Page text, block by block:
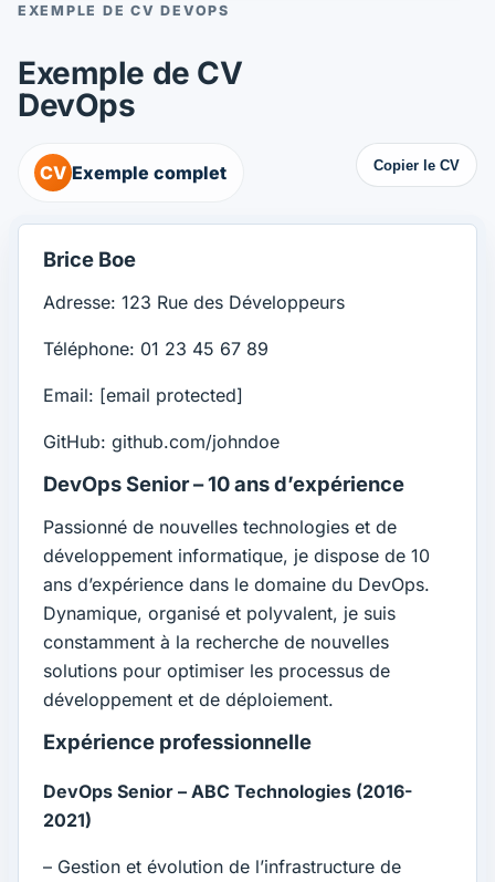
EXEMPLE DE CV DEVOPS
Exemple de CV
DevOps
CV Exemple complet Copier le CV
Brice Boe
Adresse: 123 Rue des Développeurs
Téléphone: 01 23 45 67 89
Email: [email protected]
GitHub: github.com/johndoe
DevOps Senior – 10 ans d’expérience
Passionné de nouvelles technologies et de
développement informatique, je dispose de 10
ans d’expérience dans le domaine du DevOps.
Dynamique, organisé et polyvalent, je suis
constamment à la recherche de nouvelles
solutions pour optimiser les processus de
développement et de déploiement.
Expérience professionnelle
DevOps Senior – ABC Technologies (2016-
2021)
– Gestion et évolution de l’infrastructure de